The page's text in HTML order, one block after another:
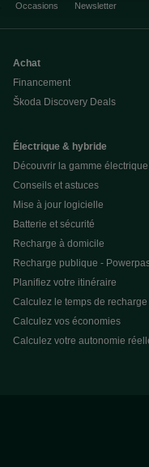
Occasions Newsletter
Achat
Financement
Škoda Discovery Deals
Électrique & hybride
Découvrir la gamme
Conseils et astuces
Mise à jour logicielle
Batterie et sécurité
Recharge à domicile
Recharge publique -
Planifiez votre itinéraire
Calculez le temps de recharge
Calculez vos économies
Calculez votre autonomie